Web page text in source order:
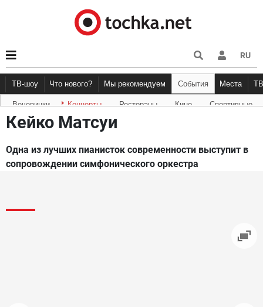
RU
ТВ-шоу Что нового?
Новости афиши Рецензии Куда пойти Точка
Мы рекомендуем События Места
Вечеринки Концерты Рестораны Кино Спортивные
Кейко Матсуи
Одна из лучших пианисток современности выступит в
сопровождении симфонического оркестра